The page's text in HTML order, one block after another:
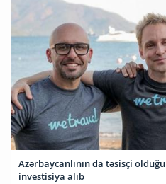
Azərbaycanlının da təsisçi
investisiya alıb